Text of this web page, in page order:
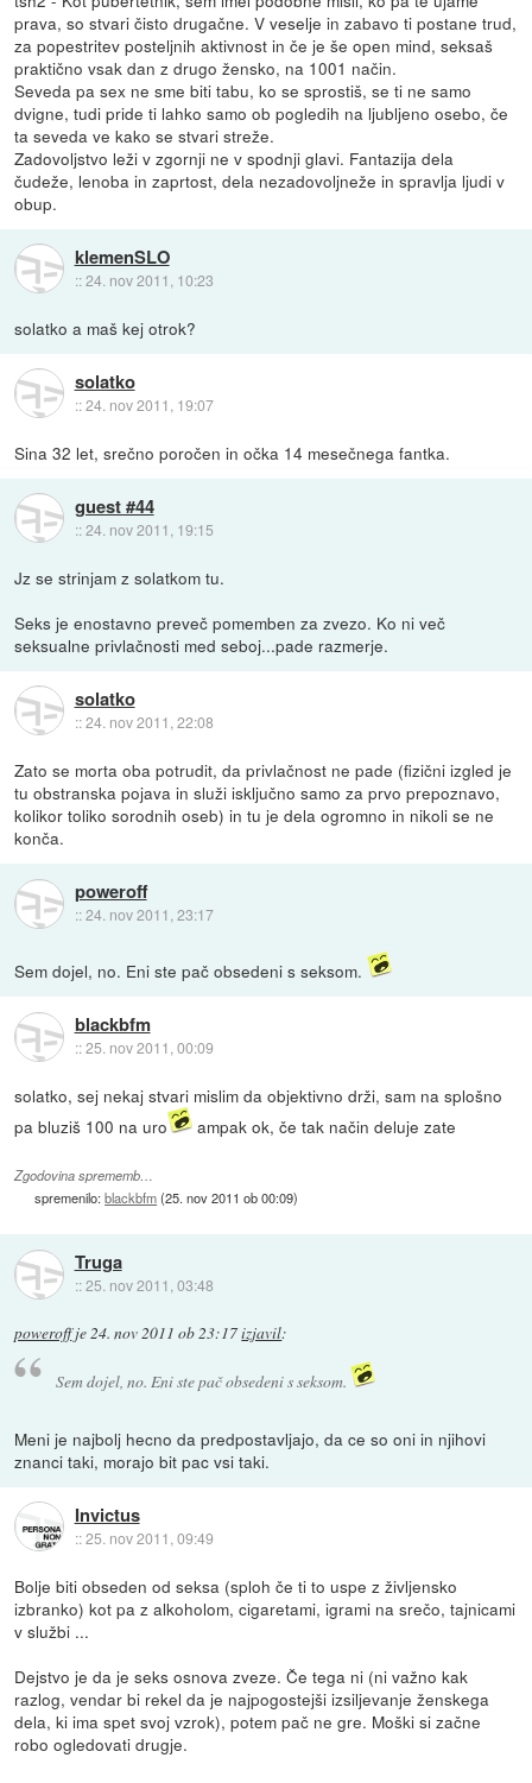
prava, so stvari čisto drugačne. V veselje in zabavo ti postane trud,
za popestritev posteljnih aktivnost in če je še open mind, seksaš
praktično vsak dan z drugo žensko, na 1001 način.
Seveda pa sex ne sme biti tabu, ko se sprostiš, se ti ne samo
dvigne, tudi pride ti lahko samo ob pogledih na ljubljeno osebo, če
ta seveda ve kako se stvari streže.
Zadovoljstvo leži v zgornji ne v spodnji glavi. Fantazija dela
čudeže, lenoba in zaprtost, dela nezadovoljneže in spravlja ljudi v
obup.
klemenSLO
::24. nov 2011, 10:23
solatko a maš kej otrok?
solatko
::24. nov 2011, 19:07
Sina 32 let, srečno poročen in očka 14 mesečnega fantka.
guest #44
::24. nov 2011, 19:15
Jz se strinjam z solatkom tu.
Seks je enostavno preveč pomemben za zvezo. Ko ni več
seksualne privlačnosti med seboj...pade razmerje.
solatko
::24. nov 2011, 22:08
Zato se morta oba potrudit, da privlačnost ne pade (fizični izgled je
tu obstranska pojava in služi isključno samo za prvo prepoznavo,
kolikor toliko sorodnih oseb) in tu je dela ogromno in nikoli se ne
konča.
poweroff
::24. nov 2011, 23:17
Sem dojel, no. Eni ste pač obsedeni s seksom.
blackbfm
::25. nov 2011, 00:09
solatko, sej nekaj stvari mislim da objektivno drži, sam na splošno
pa bluziš 100 na uro
ampak ok, če tak način deluje zate
Zgodovina sprememb…
spremenilo:blackbfm(25. nov 2011 ob 00:09)
Truga
::25. nov 2011, 03:48
poweroffje24. nov 2011 ob 23:17izjavil:
Sem dojel, no. Eni ste pač obsedeni s seksom.
Meni je najbolj hecno da predpostavljajo, da ce so oni in njihovi
znanci taki, morajo bit pac vsi taki.
Invictus
::25. nov 2011, 09:49
Bolje biti obseden od seksa (sploh če ti to uspe z življensko
izbranko) kot pa z alkoholom, cigaretami, igrami na srečo, tajnicami
v službi ...
Dejstvo je da je seks osnova zveze. Če tega ni (ni važno kak
razlog, vendar bi rekel da je najpogostejši izsiljevanje ženskega
dela, ki ima spet svoj vzrok), potem pač ne gre. Moški si začne
robo ogledovati drugje.